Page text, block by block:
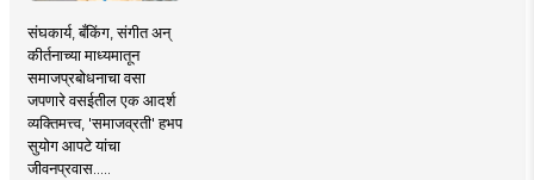
संघकार्य, बँकिंग, संगीत अन्
कीर्तनाच्या माध्यमातून
समाजप्रबोधनाचा वसा
जपणारे वसईतील एक आदर्श
व्यक्तिमत्त्व, 'समाजव्रती' हभप
सुयोग आपटे यांचा
जीवनप्रवास.....